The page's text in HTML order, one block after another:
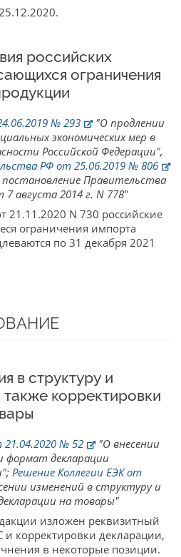
российских
ограничения
№ 293
"О продлении
экономических мер в
Российской Федерации",
РФ от 25.06.2019 № 806
Правительства
7 августа 2014 г. N 778"
21.11.2020 N 730 российские
ограничения импорта
по 31 декабря 2021
в структуру и
корректировки
21.04.2020 № 52
"О внесении
формат декларации
Решение Коллегии ЕЭК от
изменений в структуру и
на товары"
изложен реквизитный
и корректировки декларации,
в некоторые позиции.